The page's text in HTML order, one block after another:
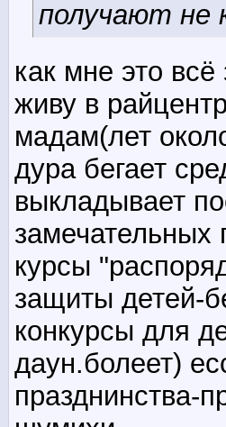
получают не
как мне это
живу в
мадам(лет
дура бегает
выкладывает
замечательных
курсы
защиты детей-
конкурсы для
даун.болеет)
празднинства-